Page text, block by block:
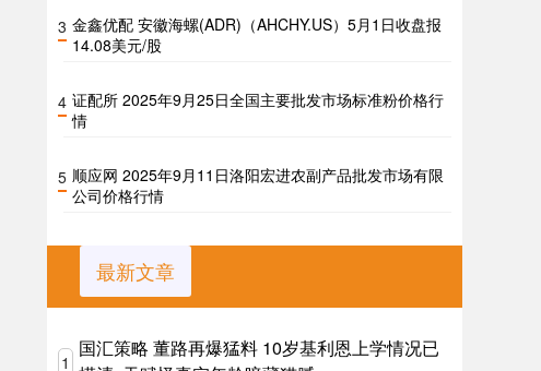
3 金鑫优配 安徽海螺(ADR)（AHCHY.US）5月1日收盘报
14.08美元/股
4 证配所 2025年9月25日全国主要批发市场标准粉价格行
情
5 顺应网 2025年9月11日洛阳宏进农副产品批发市场有限
公司价格行情
最新文章
1
国汇策略 董路再爆猛料 10岁基利恩上学情况已